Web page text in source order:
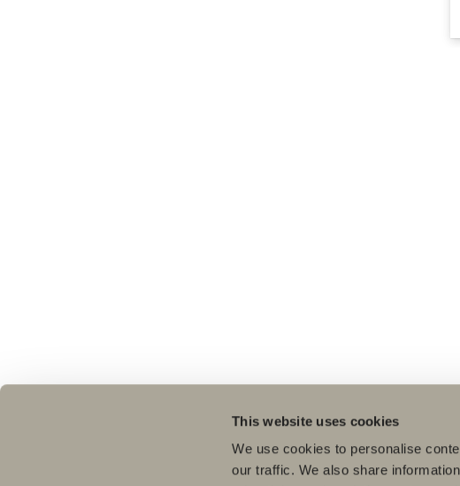
This website uses cookies
We use cookies to personalise
our traffic. We also share